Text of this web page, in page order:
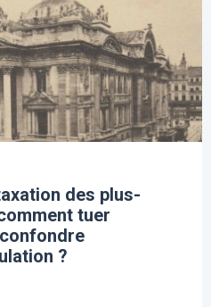
des plus-
tuer
?